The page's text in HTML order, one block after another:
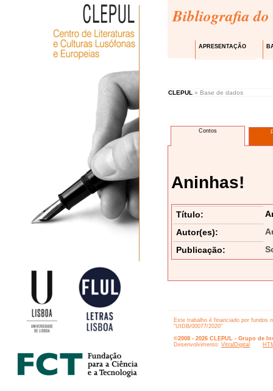
Bibliografia do
APRESENTAÇÃO
CLEPUL » Base de dados
Contos
Aninhas!
Título:
Autor(es):
Publicação:
Este trabalho é financiado por fundos
“UIDB/00077/2020”
©2008 - 2026 CLEPUL - Grupo de
Desenvolvimento: VitralDigital